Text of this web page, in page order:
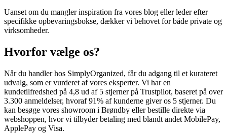
Uanset om du mangler inspiration fra vores blog eller leder efter
specifikke opbevaringsbokse, dækker vi behovet for både private og
virksomheder.
Hvorfor vælge os?
Når du handler hos SimplyOrganized, får du adgang til et kurateret
udvalg, som er vurderet af vores eksperter. Vi har en
kundetilfredshed på 4,8 ud af 5 stjerner på Trustpilot, baseret på over
3.300 anmeldelser, hvoraf 91% af kunderne giver os 5 stjerner. Du
kan besøge vores showroom i Brøndby eller bestille direkte via
webshoppen, hvor vi tilbyder betaling med blandt andet MobilePay,
ApplePay og Visa.